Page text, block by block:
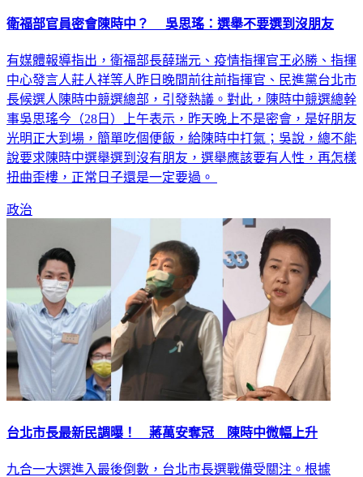
衛福部官員密會陳時中？ 吳思瑤：選舉不要選到沒朋友
有媒體報導指出，衛福部長薛瑞元、疫情指揮官王必勝、指揮
中心發言人莊人祥等人昨日晚間前往前指揮官、民進黨台北市
長候選人陳時中競選總部，引發熱議。對此，陳時中競選總幹
事吳思瑤今（28日）上午表示，昨天晚上不是密會，是好朋友
光明正大到場，簡單吃個便飯，給陳時中打氣；吳說，總不能
說要求陳時中選舉選到沒有朋友，選舉應該要有人性，再怎樣
扭曲歪樓，正常日子還是一定要過。
政治
台北市長最新民調曝！ 蔣萬安奪冠 陳時中微幅上升
九合一大選進入最後倒數，台北市長選戰備受關注。根據